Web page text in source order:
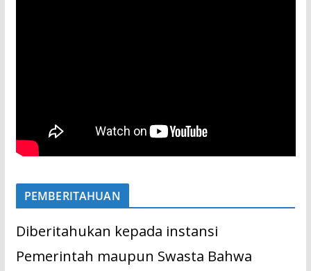
PEMBERITAHUAN
Diberitahukan kepada instansi
Pemerintah maupun Swasta Bahwa